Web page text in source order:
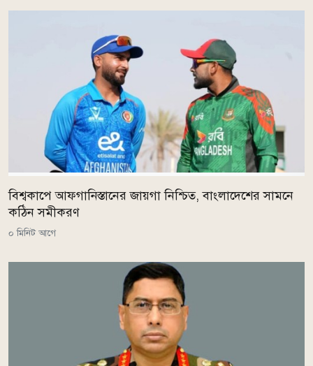
বিশ্বকাপে আফগানিস্তানের জায়গা নিশ্চিত, বাংলাদেশের সামনে
কঠিন সমীকরণ
০ মিনিট আগে